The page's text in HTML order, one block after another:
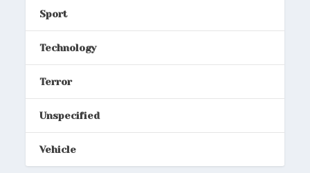
Sport
Technology
Terror
Unspecified
Vehicle